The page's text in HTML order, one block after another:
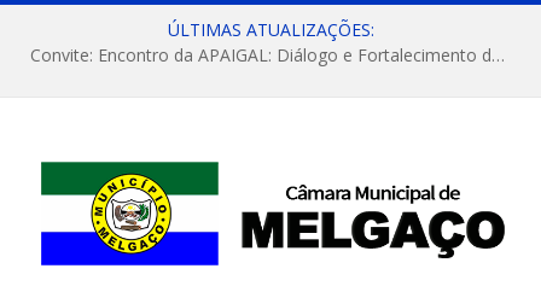
ÚLTIMAS ATUALIZAÇÕES:
Convite: Encontro da APAIGAL: Diálogo e Fortalecimento da Agricultura Familiar